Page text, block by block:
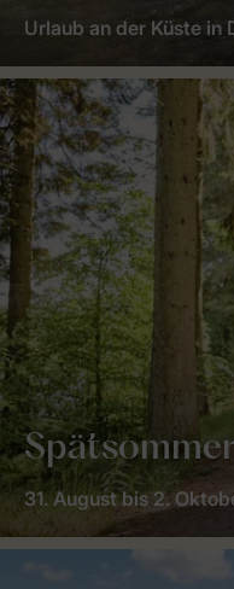
Urlaub an der Küste in
31. August bis 2.